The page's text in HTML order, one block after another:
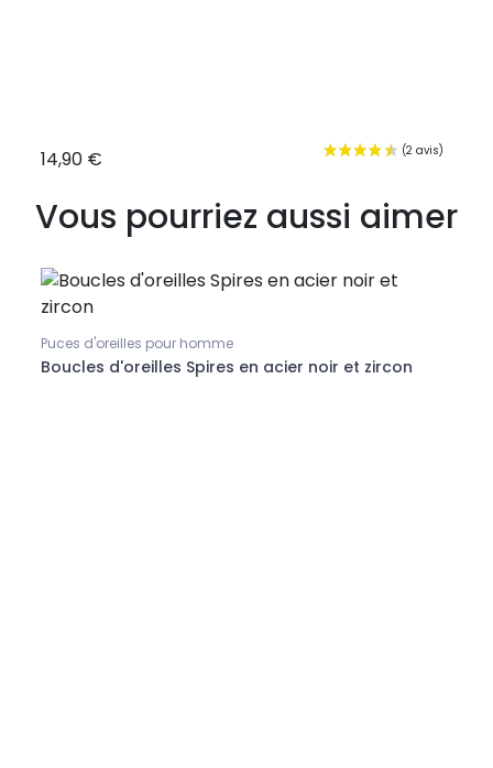
14,90 €
Vous pourriez aussi aimer
Puces d'oreilles pour homme
Boucles d'oreilles Spires en acier noir et zircon